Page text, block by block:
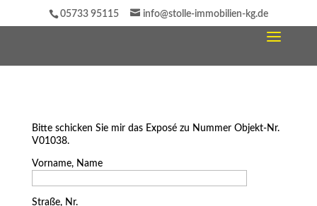
05733 95115 info@stolle-immobilien-kg.de
Bitte schicken Sie mir das Exposé zu Nummer Objekt-Nr.
V01038.
Vorname, Name
Straße, Nr.